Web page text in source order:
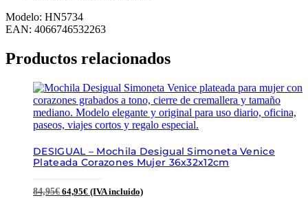
Modelo: HN5734
EAN: 4066746532263
Productos relacionados
DESIGUAL – Mochila Desigual Simoneta Venice
Plateada Corazones Mujer 36x32x12cm
84,95€ 64,95€ (IVA incluido)